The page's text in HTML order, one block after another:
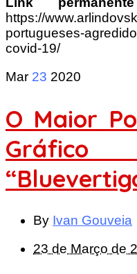
https://
portugueses-
covid-19/
Mar 23 2020
O Maior
Gráfico
By Ivan Gouveia
23 de Março de